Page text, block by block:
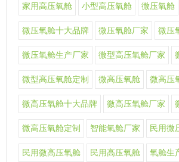
家用高压氧舱 小型高压氧舱 微压氧舱
微压氧舱十大品牌 微压氧舱厂家 微压
微压氧舱生产厂家 微型高压氧舱厂家
微型高压氧舱定制 微高压氧舱 微高压
微高压氧舱十大品牌 微高压氧舱厂家
微高压氧舱定制 智能氧舱厂家 民用微
民用微高压氧舱 民用高压氧舱 氧舱生